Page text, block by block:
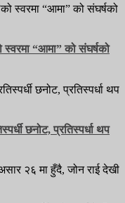
“आमा” को संघर्षको
छनोट, प्रतिस्पर्धा थप